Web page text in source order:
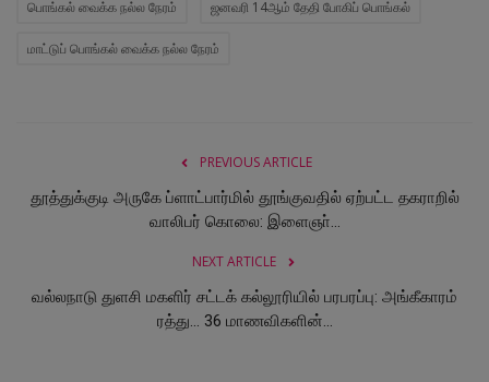
பொங்கல் வைக்க நல்ல நேரம் ஜனவரி 14ஆம் தேதி போகிப் பொங்கல்
மாட்டுப் பொங்கல் வைக்க நல்ல நேரம்
PREVIOUS ARTICLE
தூத்துக்குடி அருகே ப்ளாட்பார்மில் தூங்குவதில் ஏற்பட்ட தகராறில்
வாலிபர் கொலை: இளைஞா்...
NEXT ARTICLE
வல்லநாடு துளசி மகளிர் சட்டக் கல்லூரியில் பரபரப்பு: அங்கீகாரம்
ரத்து... 36 மாணவிகளின்...